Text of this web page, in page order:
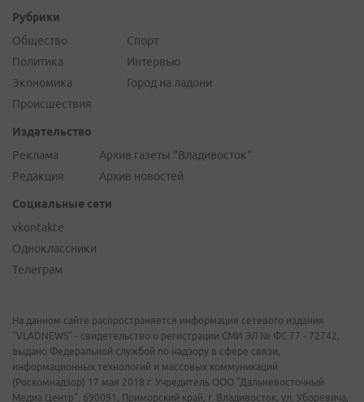
Рубрики
Общество
Политика
Экономика
Происшествия
Спорт
Интервью
Город на ладони
Издательство
Реклама
Редакция
Архив газеты "Владивосток"
Архив новостей
Социальные сети
vkontakte
Одноклассники
Телеграм
На данном сайте распространяется информация сетевого издания
"VLADNEWS" - свидетельство о регистрации СМИ ЭЛ № ФС 77 - 72742,
выдано Федеральной службой по надзору в сфере связи,
информационных технологий и массовых коммуникаций
(Роскомнадзор) 17 мая 2018 г. Учредитель ООО "Дальневосточный
Медиа Центр". 690091, Приморский край, г. Владивосток, ул. Уборевича,